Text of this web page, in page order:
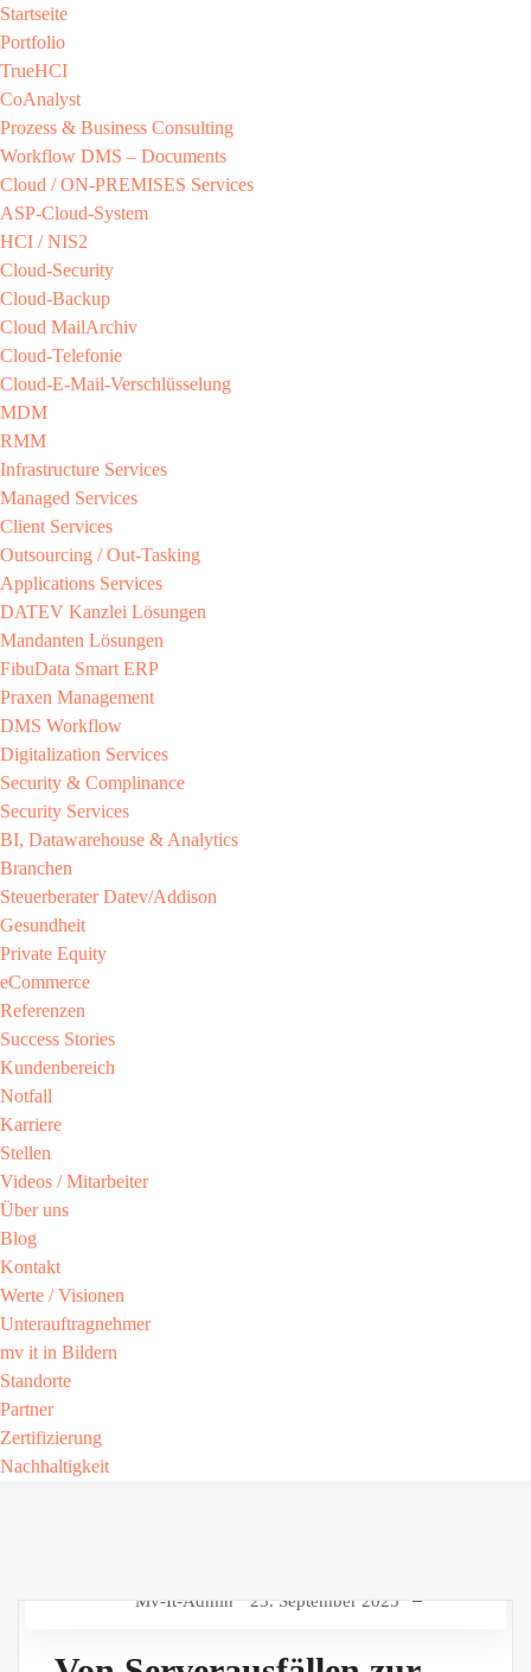
Startseite
Portfolio
TrueHCI
CoAnalyst
Prozess & Business Consulting
Workflow DMS – Documents
Cloud / ON-PREMISES​ Services​
ASP-Cloud-System​
HCI / NIS2​
Cloud-Security​
Cloud-Backup​
Cloud MailArchiv​
Cloud-Telefonie​
Cloud-E-Mail-Verschlüsselung​
MDM​
RMM​
Infrastructure Services
Managed Services​
Client Services​
Outsourcing / Out-Tasking​
Applications Services
DATEV Kanzlei Lösungen​
Mandanten Lösungen​
FibuData Smart ERP​
Praxen Management​
DMS Workflow​
Digitalization Services
Security & Complinance​
Security Services​
BI, Datawarehouse & Analytics
Branchen​
Steuerberater​ Datev/Addison​
Gesundheit​
Private Equity​
eCommerce​
Referenzen​
Success Stories​
Kundenbereich​
Notfall
Karriere​
Stellen
Videos / Mitarbeiter​
Über uns
Blog
Kontakt
Werte / Visionen ​
Unterauftragnehmer
mv it in Bildern​
Standorte
Partner​
Zertifizierung​
Nachhaltigkeit​
Mv-It-Admin 23. September 2025